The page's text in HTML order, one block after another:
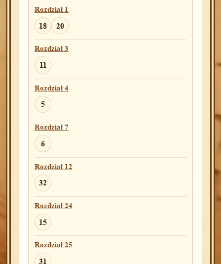
Rozdział 30
10 13
36
Rozdział 31
11 14 15
Rozdział 35
2 19 21 35
Rozdział 36
1 3 4 6 8 37
Rozdział 38
25
Rozdział 39
1 3 12 18
Rozdział 40
Rozdział 1
18 20
Rozdział 3
11
Rozdział 4
5
Rozdział 7
6
Rozdział 12
32
Rozdział 24
15
Rozdział 25
31